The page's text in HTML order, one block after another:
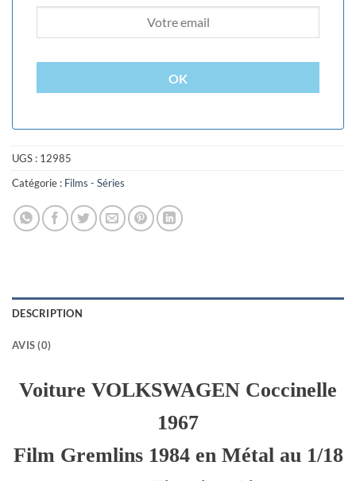
OK
UGS : 12985
Catégorie : Films - Séries
DESCRIPTION
AVIS (0)
Voiture VOLKSWAGEN Coccinelle
1967
Film Gremlins 1984 en Métal au 1/18